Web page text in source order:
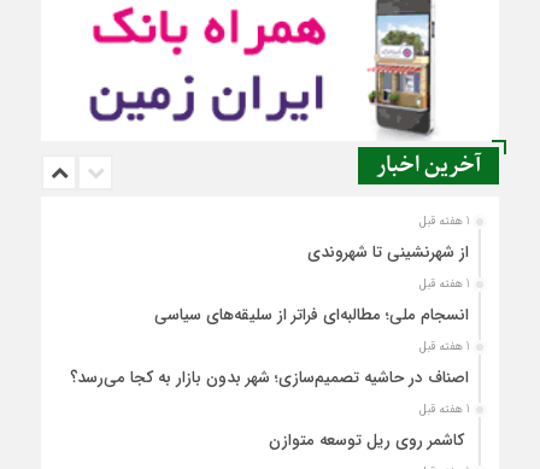
آخرین اخبار
1 هفته قبل
از شهرنشینی تا شهروندی
1 هفته قبل
انسجام ملی؛ مطالبه‌ای فراتر از سلیقه‌های سیاسی
1 هفته قبل
اصناف در حاشیه تصمیم‌سازی؛ شهر بدون بازار به کجا می‌رسد؟
1 هفته قبل
کاشمر روی ریل توسعه متوازن